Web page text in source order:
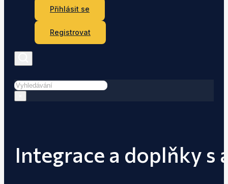
Přihlásit se
Registrovat
Hledat
Integrace a doplňky s